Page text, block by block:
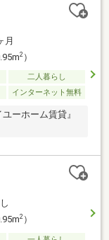
月
2）
二人暮らし
インターネット無料
ーホーム賃貸』
2）